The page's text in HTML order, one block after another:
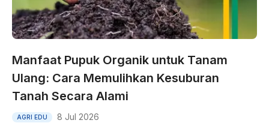
Manfaat Pupuk Organik untuk Tanam
Ulang: Cara Memulihkan Kesuburan
Tanah Secara Alami
AGRI EDU 8 Jul 2026